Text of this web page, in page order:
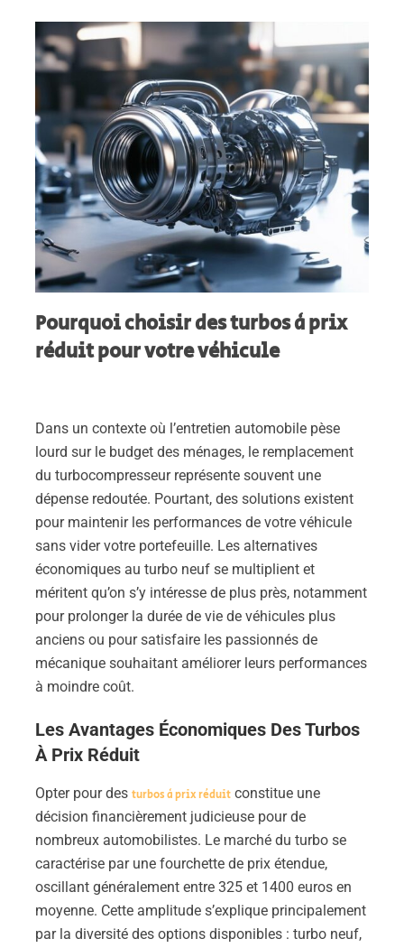
Pourquoi choisir des turbos à prix
réduit pour votre véhicule
Dans un contexte où l’entretien automobile pèse
lourd sur le budget des ménages, le remplacement
du turbocompresseur représente souvent une
dépense redoutée. Pourtant, des solutions existent
pour maintenir les performances de votre véhicule
sans vider votre portefeuille. Les alternatives
économiques au turbo neuf se multiplient et
méritent qu’on s’y intéresse de plus près, notamment
pour prolonger la durée de vie de véhicules plus
anciens ou pour satisfaire les passionnés de
mécanique souhaitant améliorer leurs performances
à moindre coût.
Les Avantages Économiques Des Turbos
À Prix Réduit
Opter pour des turbos à prix réduit constitue une
décision financièrement judicieuse pour de
nombreux automobilistes. Le marché du turbo se
caractérise par une fourchette de prix étendue,
oscillant généralement entre 325 et 1400 euros en
moyenne. Cette amplitude s’explique principalement
par la diversité des options disponibles : turbo neuf,